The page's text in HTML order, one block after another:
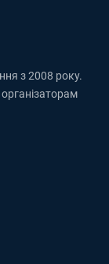
з 2008 року.